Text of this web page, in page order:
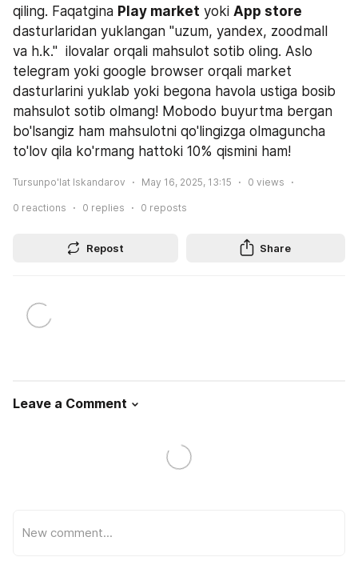
qiling. Faqatgina Play market yoki
dasturlaridan yuklangan "uzum, yandex, zoodmall
va h.k."  ilovalar orqali mahsulot sotib oling. Aslo
telegram yoki google browser orqali market
dasturlarini yuklab yoki begona havola ustiga bosib
mahsulot sotib olmang! Mobodo buyurtma bergan
bo'lsangiz ham mahsulotni qo'lingizga olmaguncha
to'lov qila ko'rmang hattoki 10% qismini ham!
Tursunpo'lat Iskandarov May 16, 2025, 13:15 0 views
0 reactions 0 replies 0 reposts
Repost Share
Leave a Comment